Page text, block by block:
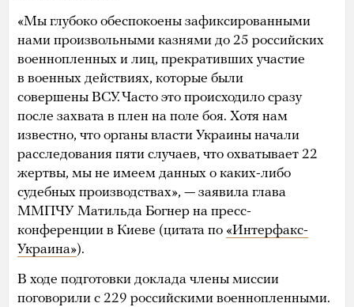
«Мы глубоко обеспокоены зафиксированными
нами произвольными казнями до 25 российских
военнопленных и лиц, прекративших участие
в военных действиях, которые были
совершены ВСУ. Часто это происходило сразу
после захвата в плен на поле боя. Хотя нам
известно, что органы власти Украины начали
расследования пяти случаев, что охватывает 22
жертвы, мы не имеем данных о каких-либо
судебных производствах», — заявила глава
ММПЧУ Матильда Богнер на пресс-
конференции в Киеве (цитата по «Интерфакс-
Украина»).
В ходе подготовки доклада члены миссии
поговорили с 229 российскими военнопленными.